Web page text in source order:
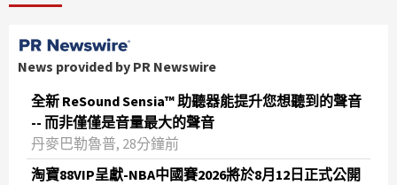
News provided by PR Newswire
全新 ReSound Sensia™ 助聽器能提升您想聽到的聲音
-- 而非僅僅是音量最大的聲音
丹麥巴勒魯普, 28分鐘前
淘寶88VIP呈獻-NBA中國賽2026將於8月12日正式公開